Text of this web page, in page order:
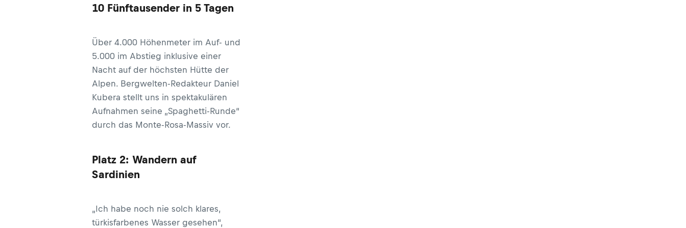
10 Fünftausender in 5 Tagen
Über 4.000 Höhenmeter im Auf- und
5.000 im Abstieg inklusive einer
Nacht auf der höchsten Hütte der
Alpen. Bergwelten-Redakteur Daniel
Kubera stellt uns in spektakulären
Aufnahmen seine „Spaghetti-Runde“
durch das Monte-Rosa-Massiv vor.
Platz 2: Wandern auf
Sardinien
„Ich habe noch nie solch klares,
türkisfarbenes Wasser gesehen“,